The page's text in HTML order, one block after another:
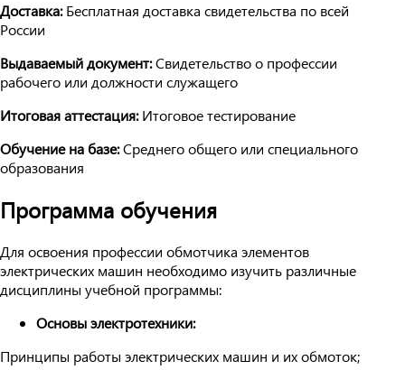
Доставка:Бесплатная доставка свидетельства по всей
России
Выдаваемый документ:Свидетельство о профессии
рабочего или должности служащего
Итоговая аттестация:Итоговое тестирование
Обучение на базе:Среднего общего или специального
образования
Программа обучения
Для освоения профессии обмотчика элементов
электрических машин необходимо изучить различные
дисциплины учебной программы:
Основы электротехники:
Принципы работы электрических машин и их обмоток;